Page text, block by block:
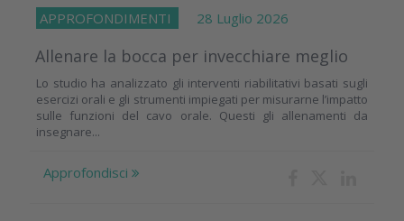
APPROFONDIMENTI 28 Luglio 2026
Allenare la bocca per invecchiare meglio
Lo studio ha analizzato gli interventi riabilitativi basati sugli
esercizi orali e gli strumenti impiegati per misurarne l’impatto
sulle funzioni del cavo orale. Questi gli allenamenti da
insegnare...
Approfondisci